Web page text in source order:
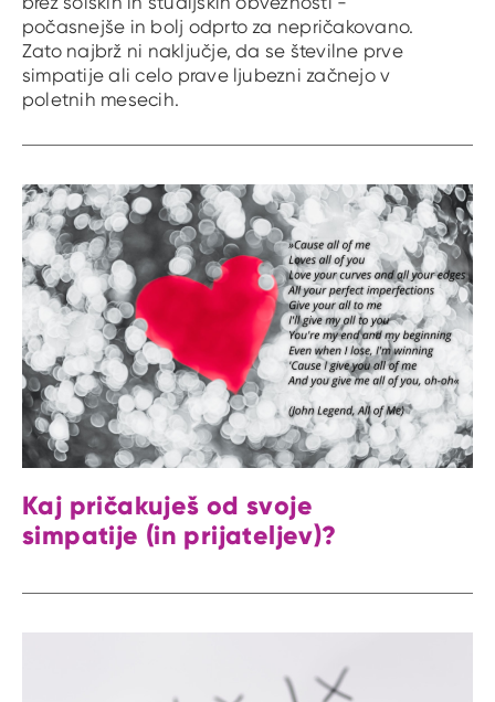
počasnejše in bolj odprto za nepričakovano.
Zato najbrž ni naključje, da se številne prve
simpatije ali celo prave ljubezni začnejo v
poletnih mesecih.
Kaj pričakuješ od svoje
simpatije (in prijateljev)?